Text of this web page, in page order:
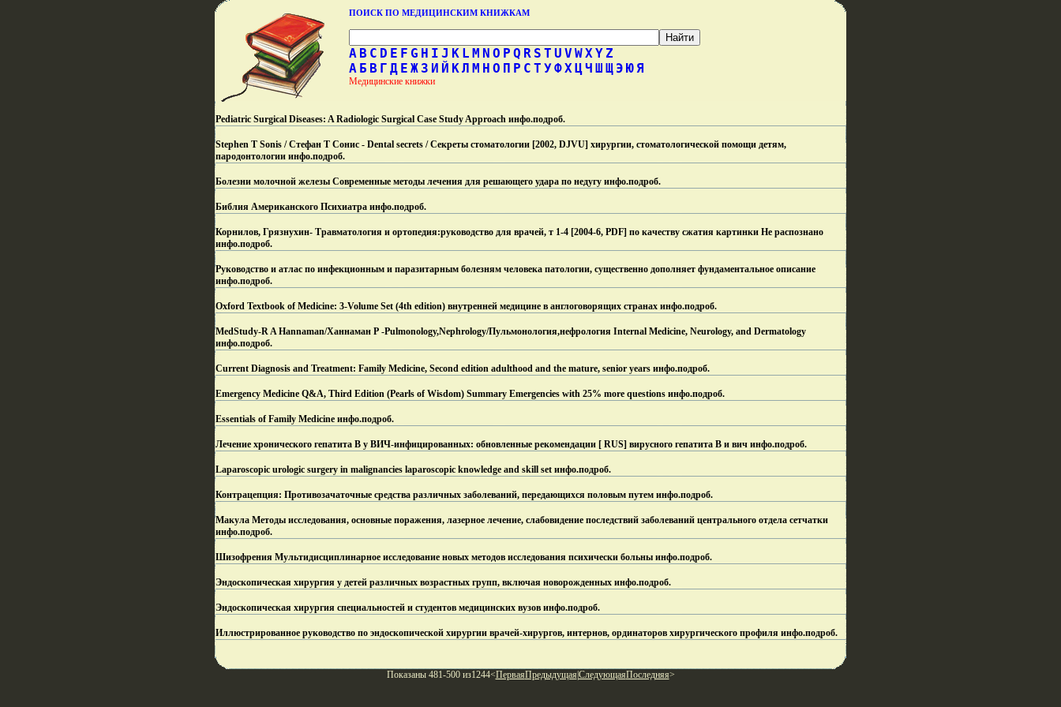
ПОИСК ПО МЕДИЦИНСКИМ КНИЖКАМ
A B C D E F G H I J K L M N O P Q R S T U V WXY Z
А Б В Г Д Е Ж З И Й КЛ М Н О П Р С Т УФХЦЧ Ш Щ Э ЮЯ
Медицинские книжки
Pediatric Surgical Diseases: A Radiologic Surgical Case Study Approach инфо.подроб.
Stephen T Sonis / Стефан Т Сонис - Dental secrets / Секреты стоматологии [2002, DJVU] хирургии, стоматологической помощи детям,
пародонтологии инфо.подроб.
Болезни молочной железы Современные методы лечения для решающего удара по недугу инфо.подроб.
Библия Американского Психиатра инфо.подроб.
Корнилов, Грязнухин- Травматология и ортопедия:руководство для врачей, т 1-4 [2004-6, PDF] по качеству сжатия картинки Не распознано
инфо.подроб.
Руководство и атлас по инфекционным и паразитарным болезням человека патологии, существенно дополняет фундаментальное описание
инфо.подроб.
Oxford Textbook of Medicine: 3-Volume Set (4th edition) внутренней медицине в англоговорящих странах инфо.подроб.
MedStudy-R A Hannaman/Ханнаман Р -Pulmonology,Nephrology/Пульмонология,нефрология Internal Medicine, Neurology, and Dermatology
инфо.подроб.
Current Diagnosis and Treatment: Family Medicine, Second edition adulthood and the mature, senior years инфо.подроб.
Emergency Medicine Q&A, Third Edition (Pearls of Wisdom) Summary Emergencies with 25% more questions инфо.подроб.
Essentials of Family Medicine инфо.подроб.
Лечение хронического гепатита В у ВИЧ-инфицированных: обновленные рекомендации [ RUS] вирусного гепатита B и вич инфо.подроб.
Laparoscopic urologic surgery in malignancies laparoscopic knowledge and skill set инфо.подроб.
Контрацепция: Противозачаточные средства различных заболеваний, передающихся половым путем инфо.подроб.
Макула Методы исследования, основные поражения, лазерное лечение, слабовидение последствий заболеваний центрального отдела сетчатки
инфо.подроб.
Шизофрения Mультидисциплинарное исследование новых методов исследования психически больны инфо.подроб.
Эндоскопическая хирургия у детей различных возрастных групп, включая новорожденных инфо.подроб.
Эндоскопическая хирургия специальностей и студентов медицинских вузов инфо.подроб.
Иллюстрированное руководство по эндоскопической хирургии врачей-хирургов, интернов, ординаторов хирургического профиля инфо.подроб.
Показаны 481-500 из1244<ПерваяПредыдущая СледующаяПоследняя>